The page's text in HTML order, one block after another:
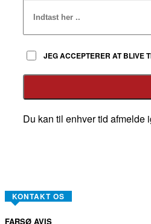
JEG ACCEPTERER AT BLIVE
Du kan til enhver tid afmelde
KONTAKT OS
FARSØ AVIS